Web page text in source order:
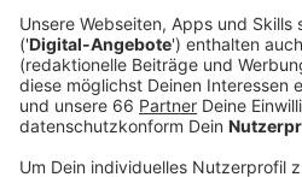
unauffällig.
Veröffentlicht:Mittwoch,
Anzeige